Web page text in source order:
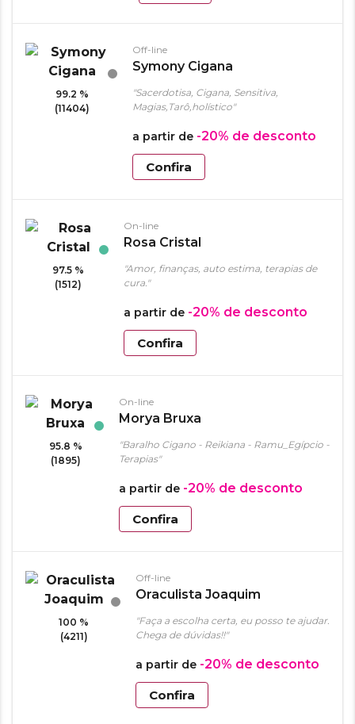
99.2 %
(11404)
Off-line
Symony Cigana
"Sacerdotisa, Cigana, Sensitiva,
Magias,Tarô,holístico"
a partir de -20% de desconto
Confira
97.5 %
(1512)
On-line
Rosa Cristal
"Amor, finanças, auto estima, terapias de
cura."
a partir de -20% de desconto
Confira
95.8 %
(1895)
On-line
Morya Bruxa
"Baralho Cigano - Reikiana - Ramu_Egípcio -
Terapias"
a partir de -20% de desconto
Confira
100 %
(4211)
Off-line
Oraculista Joaquim
"Faça a escolha certa, eu posso te ajudar.
Chega de dúvidas!!"
a partir de -20% de desconto
Confira